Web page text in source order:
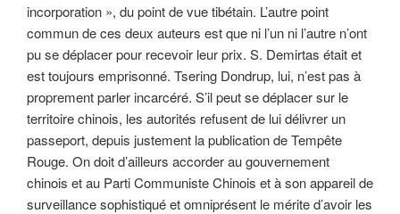
incorporation », du point de vue tibétain. L’autre point
commun de ces deux auteurs est que ni l’un ni l’autre n’ont
pu se déplacer pour recevoir leur prix. S. Demirtas était et
est toujours emprisonné. Tsering Dondrup, lui, n’est pas à
proprement parler incarcéré. S’il peut se déplacer sur le
territoire chinois, les autorités refusent de lui délivrer un
passeport, depuis justement la publication de Tempête
Rouge. On doit d’ailleurs accorder au gouvernement
chinois et au Parti Communiste Chinois et à son appareil de
surveillance sophistiqué et omniprésent le mérite d’avoir les